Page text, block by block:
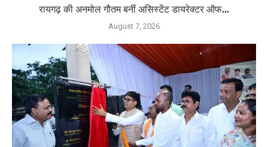
रायगढ़ की अनमोल गौतम बनीं असिस्टेंट डायरेक्टर ऑफ...
August 7, 2026